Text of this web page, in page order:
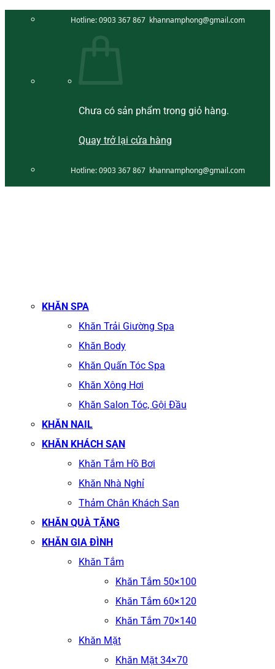
Hotline:0903 367 867 khannamphong@gmail.com
Chưa có sản phẩm trong giỏ hàng.
Quay trở lại cửa hàng
Hotline:0903 367 867 khannamphong@gmail.com
KHĂN SPA
Khăn Trải Giường Spa
Khăn Body
Khăn Quấn Tóc Spa
Khăn Xông Hơi
Khăn Salon Tóc, Gội Đầu
KHĂN NAIL
KHĂN KHÁCH SẠN
Khăn Tắm Hồ Bơi
Khăn Nhà Nghỉ
Thảm Chân Khách Sạn
KHĂN QUÀ TẶNG
KHĂN GIA ĐÌNH
Khăn Tắm
Khăn Tắm 50×100
Khăn Tắm 60×120
Khăn Tắm 70×140
Khăn Mặt
Khăn Mặt 34×70